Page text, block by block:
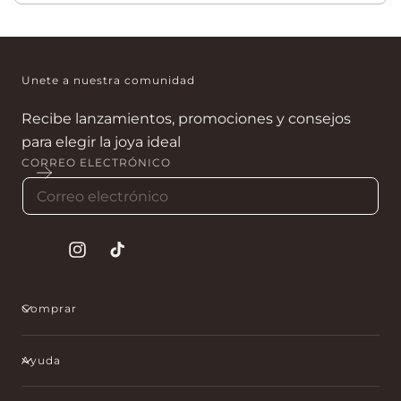
Unete a nuestra comunidad
Recibe lanzamientos, promociones y consejos
para elegir la joya ideal
CORREO ELECTRÓNICO
Instagram
tiktok
Comprar
Ayuda